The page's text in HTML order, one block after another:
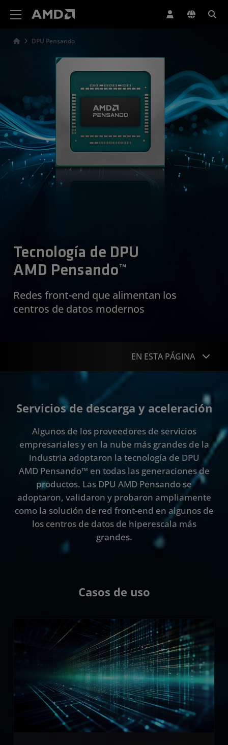
DPU Pensando
Tecnología de DPU
AMD Pensando™
Redes front-end que alimentan los
centros de datos modernos
EN ESTA PÁGINA
Casos de uso
Productos destacados
Historias de clientes
Recursos
Comunícate con nosotros
Servicios de descarga y aceleración
Algunos de los proveedores de servicios
empresariales y en la nube más grandes de la
industria adoptaron la tecnología de DPU
AMD Pensando™ en todas las generaciones de
productos. Las DPU AMD Pensando se
adoptaron, validaron y probaron ampliamente
como la solución de red front-end en algunos de
los centros de datos de hiperescala más
grandes.
Casos de uso